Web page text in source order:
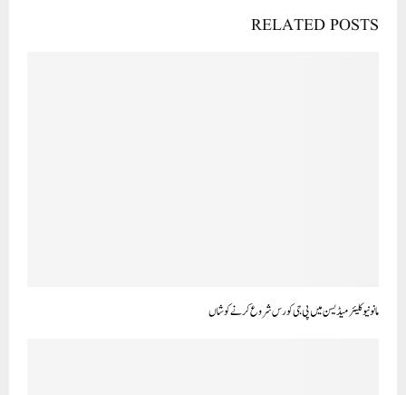
RELATED POSTS
مانو نیوکلیئر میڈیسن میں پی جی کورس شروع کرنے کوشاں